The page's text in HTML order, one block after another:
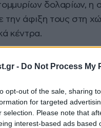
- Do Not Process My
opt-out of the sale, sharing
for targeted
selection. Please note that
interest-based ads
δολαρίων, η
την άφιξη τους στη
κέντρα.
«Χωρίς ρεπό, ο
εκπληρώσουν σωστά
πρακτορείο, με
Την ώρα που
κακοποίηση.